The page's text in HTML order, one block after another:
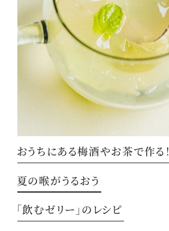
おうちにある梅酒やお茶で作る！
夏の喉がうるおう
「飲むゼリー」のレシピ